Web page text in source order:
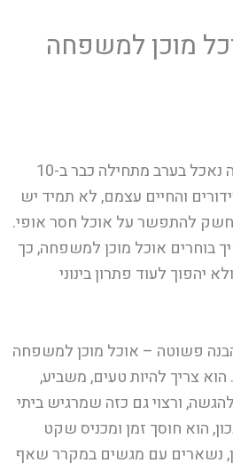
מוכן למשפחה
יש ימים שבהם השאלה מה נאכל בערב מתחילה כבר ב-10
והחיים עצמם, לא תמיד יש
להתפשר על אוכל חסר אופי.
בוחרים אוכל מוכן למשפחה, כך
יהפוך לעוד פתרון בינוני
פשוטה – אוכל מוכן למשפחה
הוא צריך להיות טעים, משביע,
ורצוי גם כזה שמרגיש ביתי
הוא חוסך זמן ומכניס שקט
נשארים עם מגשים במקרר שאף